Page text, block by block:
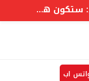
عاجل: وزير الخارجية التركي: ستكون هناك لجنة وزارية في إطار الاتفاق على غرار حلف الأطلسي إلى جانب أمانة عامة
اب